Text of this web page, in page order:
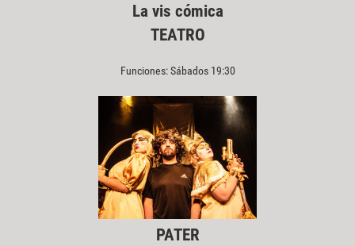
La vis cómica
TEATRO
Funciones: Sábados 19:30
PATER